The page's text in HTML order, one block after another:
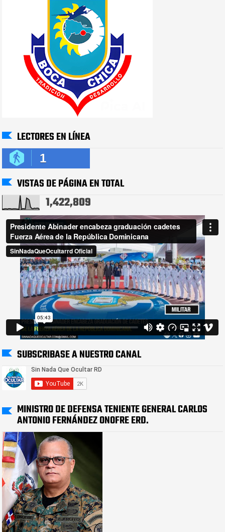
LECTORES EN LÍNEA
1
VISTAS DE PÁGINA EN TOTAL
1,422,809
SUBSCRIBASE A NUESTRO CANAL
MINISTRO DE DEFENSA TENIENTE GENERAL CARLOS
ANTONIO FERNÁNDEZ ONOFRE ERD.